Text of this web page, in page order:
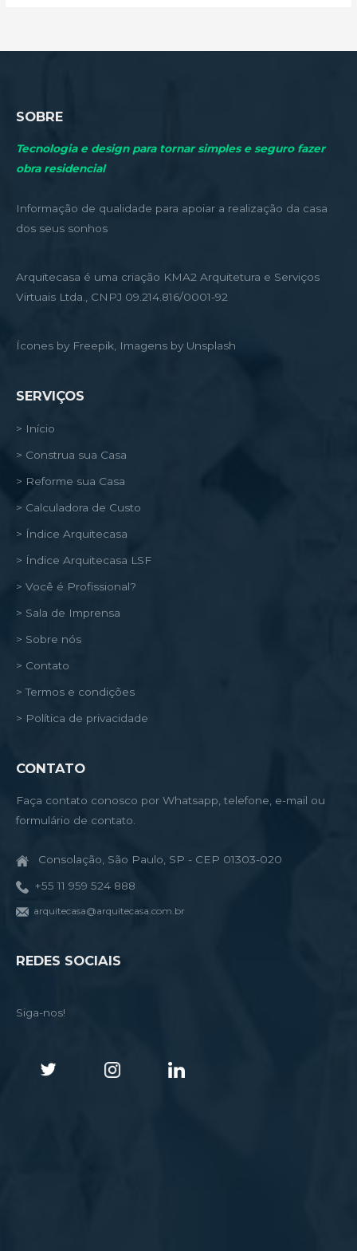
SOBRE
Tecnologia e design para tornar simples e seguro fazer
obra residencial
Informação de qualidade para apoiar a realização da casa
dos seus sonhos
Arquitecasa é uma criação KMA2 Arquitetura e Serviços
Virtuais Ltda., CNPJ 09.214.816/0001-92
Ícones by Freepik, Imagens by Unsplash
SERVIÇOS
> Início
> Construa sua Casa
> Reforme sua Casa
> Calculadora de Custo
> Índice Arquitecasa
> Índice Arquitecasa LSF
> Você é Profissional?
> Sala de Imprensa
> Sobre nós
> Contato
> Termos e condições
> Política de privacidade
CONTATO
Faça contato conosco por Whatsapp, telefone, e-mail ou
formulário de contato.
Consolação, São Paulo, SP - CEP 01303-020
+55 11 959 524 888
arquitecasa@arquitecasa.com.br
REDES SOCIAIS
Siga-nos!